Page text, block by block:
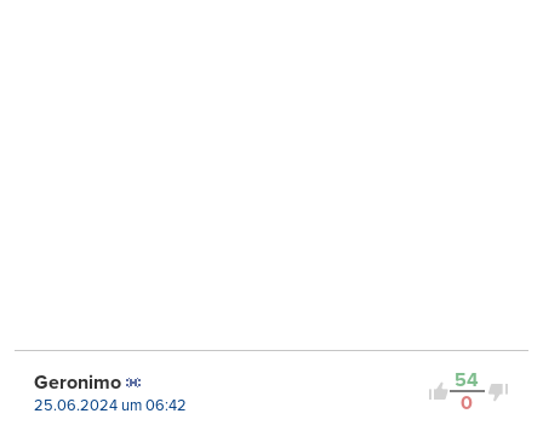
54
0
Geronimo
25.06.2024 um 06:42